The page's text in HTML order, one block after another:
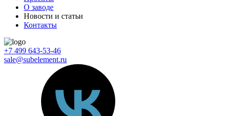
О заводе
Новости и статьи
Контакты
+7 499 643-53-46
sale@subelement.ru